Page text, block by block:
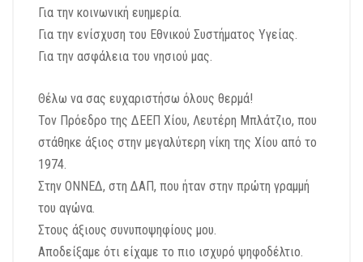
Για την κοινωνική ευημερία.
Για την ενίσχυση του Εθνικού Συστήματος Υγείας.
Για την ασφάλεια του νησιού μας.
Θέλω να σας ευχαριστήσω όλους θερμά!
Τον Πρόεδρο της ΔΕΕΠ Χίου, Λευτέρη Μπλάτζιο, που
στάθηκε άξιος στην μεγαλύτερη νίκη της Χίου από το
1974.
Στην ΟΝΝΕΔ, στη ΔΑΠ, που ήταν στην πρώτη γραμμή
του αγώνα.
Στους άξιους συνυποψηφίους μου.
Αποδείξαμε ότι είχαμε το πιο ισχυρό ψηφοδέλτιο.